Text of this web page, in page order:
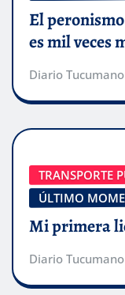
El
es mil veces
Diario Tucumano
TRANSPORTE
ÚLTIMO
Mi primera
Diario Tucumano